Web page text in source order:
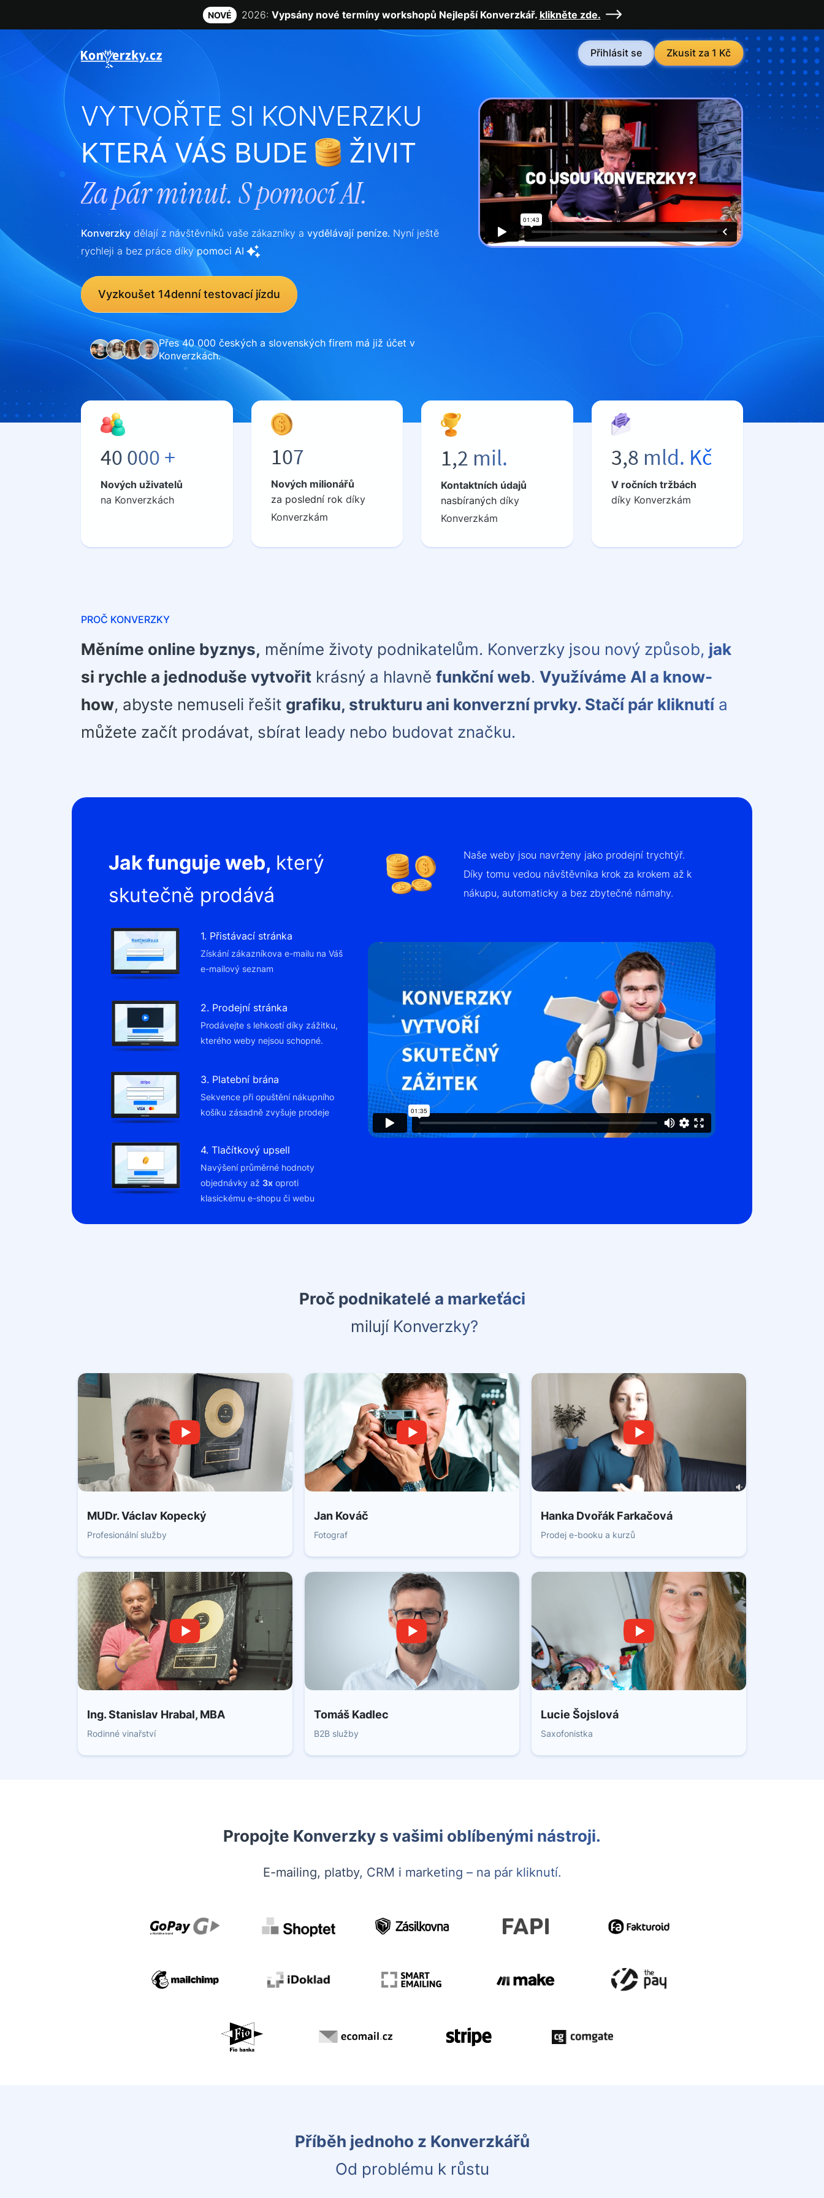
NOVÉ 2026: Vypsány nové termíny workshopů Nejlepší Konverzkář. klikněte zde.
Přihlásit se Zkusit za 1 Kč
VYTVOŘTE SI KONVERZKU
KTERÁ VÁS BUDE
ŽIVIT
Za pár minut. Spomocí AI.
Konverzky dělají z návštěvníků vaše zákazníky a vydělávají peníze. Nyní ještě
rychleji a bez práce díkypomoci AI
Vyzkoušet 14denní testovací jízdu
Přes 40 000 českých a slovenských firem má již účet v
Konverzkách.
40 000 +
Nových uživatelů
na Konverzkách
107
Nových milionářů
za poslední rok díky
Konverzkám
1,2 mil.
Kontaktních údajů
nasbíraných díky
Konverzkám
3,8 mld. Kč
V ročních tržbách
díky Konverzkám
PROČ KONVERZKY
Měníme online byznys, měníme životy podnikatelům. Konverzky jsou nový způsob, jak
si rychle a jednoduše vytvořit krásný a hlavně funkční web. Využíváme AI a know-
how, abyste nemuseli řešit grafiku, strukturu ani konverzní prvky. Stačí pár kliknutía
můžete začít prodávat, sbírat leady nebo budovat značku.
Jak funguje web, který
skutečně prodává
1. Přistávací stránka
Získání zákazníkova e-mailu na Váš
e-mailový seznam
2. Prodejní stránka
Prodávejte s lehkostí díky zážitku,
kterého weby nejsou schopné.
3. Platební brána
Sekvence při opuštění nákupního
košíku zásadně zvyšuje prodeje
4. Tlačítkový upsell
Navýšení průměrné hodnoty
objednávky až 3x oproti
klasickému e-shopu či webu
Naše weby jsou navrženy jako prodejní trychtýř.
Díky tomu vedou návštěvníka krok za krokem až k
nákupu, automaticky a bez zbytečné námahy.
Proč podnikatelé a markeťáci
milují Konverzky?
MUDr. Václav Kopecký
Profesionální služby
Jan Kováč
Fotograf
Hanka Dvořák Farkačová
Prodej e-booku a kurzů
Ing. Stanislav Hrabal, MBA
Rodinné vinařství
Tomáš Kadlec
B2B služby
Lucie Šojslová
Saxofonistka
Propojte Konverzky s vašimi oblíbenými nástroji.
E-mailing, platby, CRM i marketing – na pár kliknutí.
Příběh jednoho z Konverzkářů
Od problému k růstu